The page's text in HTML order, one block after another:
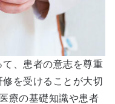
、患者の意志を尊重
を受けることが大切
療の基礎知識や患者